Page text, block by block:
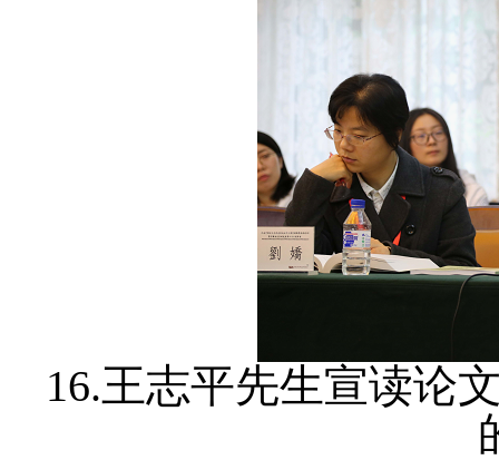
16.王志平先生宣读论